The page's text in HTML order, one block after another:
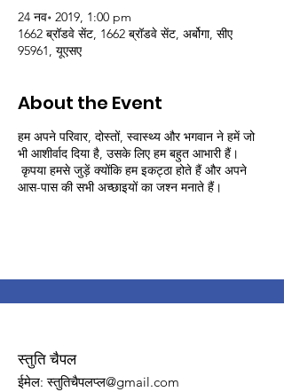
24 नव॰ 2019, 1:00 pm
1662 ब्रॉडवे सेंट, 1662 ब्रॉडवे सेंट, अर्बोगा, सीए
95961, यूएसए
About the Event
हम अपने परिवार, दोस्तों, स्वास्थ्य और भगवान ने हमें जो
भी आशीर्वाद दिया है, उसके लिए हम बहुत आभारी हैं।
कृपया हमसे जुड़ें क्योंकि हम इकट्ठा होते हैं और अपने
आस-पास की सभी अच्छाइयों का जश्न मनाते हैं।
स्तुति चैपल
ईमेल: स्तुतिचैपलप्ल@gmail.com